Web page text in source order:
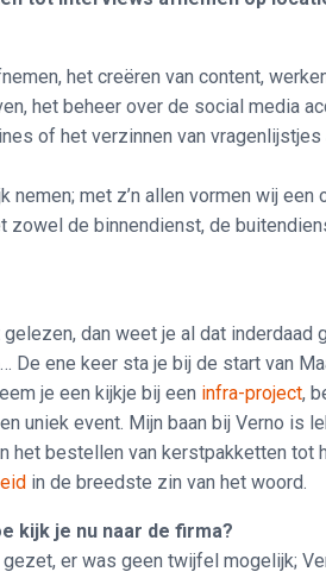
het creëren van content,
het beheer over de social media
of het verzinnen van
nemen; met z’n allen vormen wij
de binnendienst, de
gelezen, dan weet je al dat inderdaad
De ene keer sta je bij de start van
je een kijkje bij een infra-project,
uniek event. Mijn baan bij Verno is
het bestellen van kerstpakketten tot
in de breedste zin van het woord.
kijk je nu naar de firma?
er was geen twijfel mogelijk;